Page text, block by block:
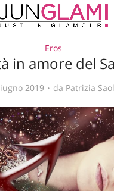
Eros
in amore del
2019 da Patrizia